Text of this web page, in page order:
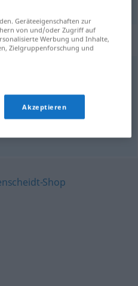
"Metier"
Geräteeigenschaften zur
von und/oder Zugriff auf
Werbung und Inhalte,
Zielgruppenforschung und
Akzeptieren